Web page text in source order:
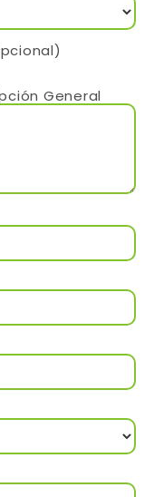
General